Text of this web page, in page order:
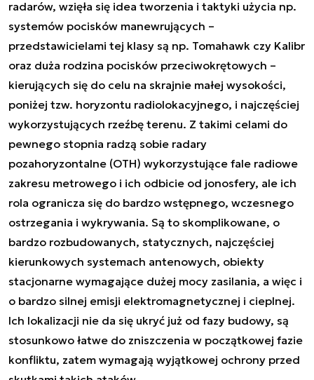
radarów, wzięła się idea tworzenia i taktyki użycia np.
systemów pocisków manewrujących –
przedstawicielami tej klasy są np. Tomahawk czy Kalibr
oraz duża rodzina pocisków przeciwokrętowych –
kierujących się do celu na skrajnie małej wysokości,
poniżej tzw. horyzontu radiolokacyjnego, i najczęściej
wykorzystujących rzeźbę terenu. Z takimi celami do
pewnego stopnia radzą sobie radary
pozahoryzontalne (OTH) wykorzystujące fale radiowe
zakresu metrowego i ich odbicie od jonosfery, ale ich
rola ogranicza się do bardzo wstępnego, wczesnego
ostrzegania i wykrywania. Są to skomplikowane, o
bardzo rozbudowanych, statycznych, najczęściej
kierunkowych systemach antenowych, obiekty
stacjonarne wymagające dużej mocy zasilania, a więc i
o bardzo silnej emisji elektromagnetycznej i cieplnej.
Ich lokalizacji nie da się ukryć już od fazy budowy, są
stosunkowo łatwe do zniszczenia w początkowej fazie
konfliktu, zatem wymagają wyjątkowej ochrony przed